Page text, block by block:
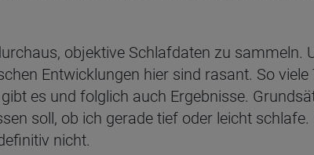
objektive Schlafdaten zu sammeln.
Entwicklungen hier sind rasant. So viele
es und folglich auch Ergebnisse.
soll, ob ich gerade tief oder leicht schlafe.
nicht.